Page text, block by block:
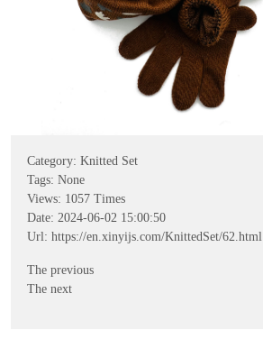
Category: Knitted Set
Tags: None
Views: 1057 Times
Date: 2024-06-02 15:00:50
Url: https://en.xinyijs.com/KnittedSet/62.html
The previous
The next